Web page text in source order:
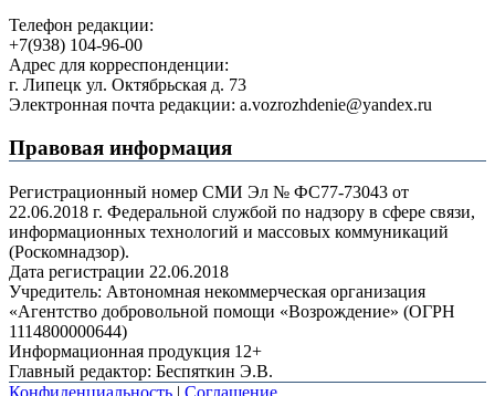
Телефон редакции:
+7(938) 104-96-00
Адрес для корреспонденции:
г. Липецк ул. Октябрьская д. 73
Электронная почта редакции: a.vozrozhdenie@yandex.ru
Правовая информация
Регистрационный номер СМИ Эл № ФС77-73043 от
22.06.2018 г. Федеральной службой по надзору в сфере связи,
информационных технологий и массовых коммуникаций
(Роскомнадзор).
Дата регистрации 22.06.2018
Учредитель: Автономная некоммерческая организация
«Агентство добровольной помощи «Возрождение» (ОГРН
1114800000644)
Информационная продукция 12+
Главный редактор: Беспяткин Э.В.
Конфиденциальность | Соглашение